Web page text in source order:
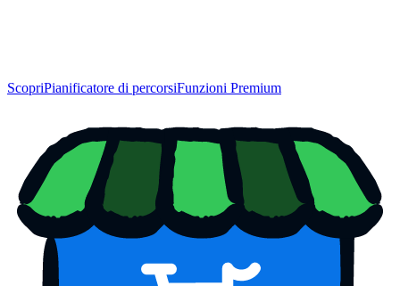
ScopriPianificatore di percorsiFunzioni Premium